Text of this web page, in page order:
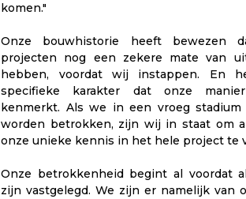
komen."
Onze bouwhistorie heeft bewezen
projecten nog een zekere mate van
hebben, voordat wij instappen. En
specifieke karakter dat onze
kenmerkt. Als we in een vroeg
worden betrokken, zijn wij in staat om
onze unieke kennis in het hele project te
Onze betrokkenheid begint al voordat
zijn vastgelegd. We zijn er namelijk van